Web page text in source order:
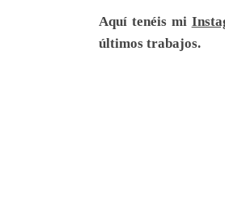
Aquí tenéis mi
últimos trabajos.